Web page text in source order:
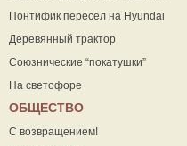
Понтифик пересел на Hyundai
Деревянный трактор
Союзнические “покатушки”
На светофоре
ОБЩЕСТВО
С возвращением!